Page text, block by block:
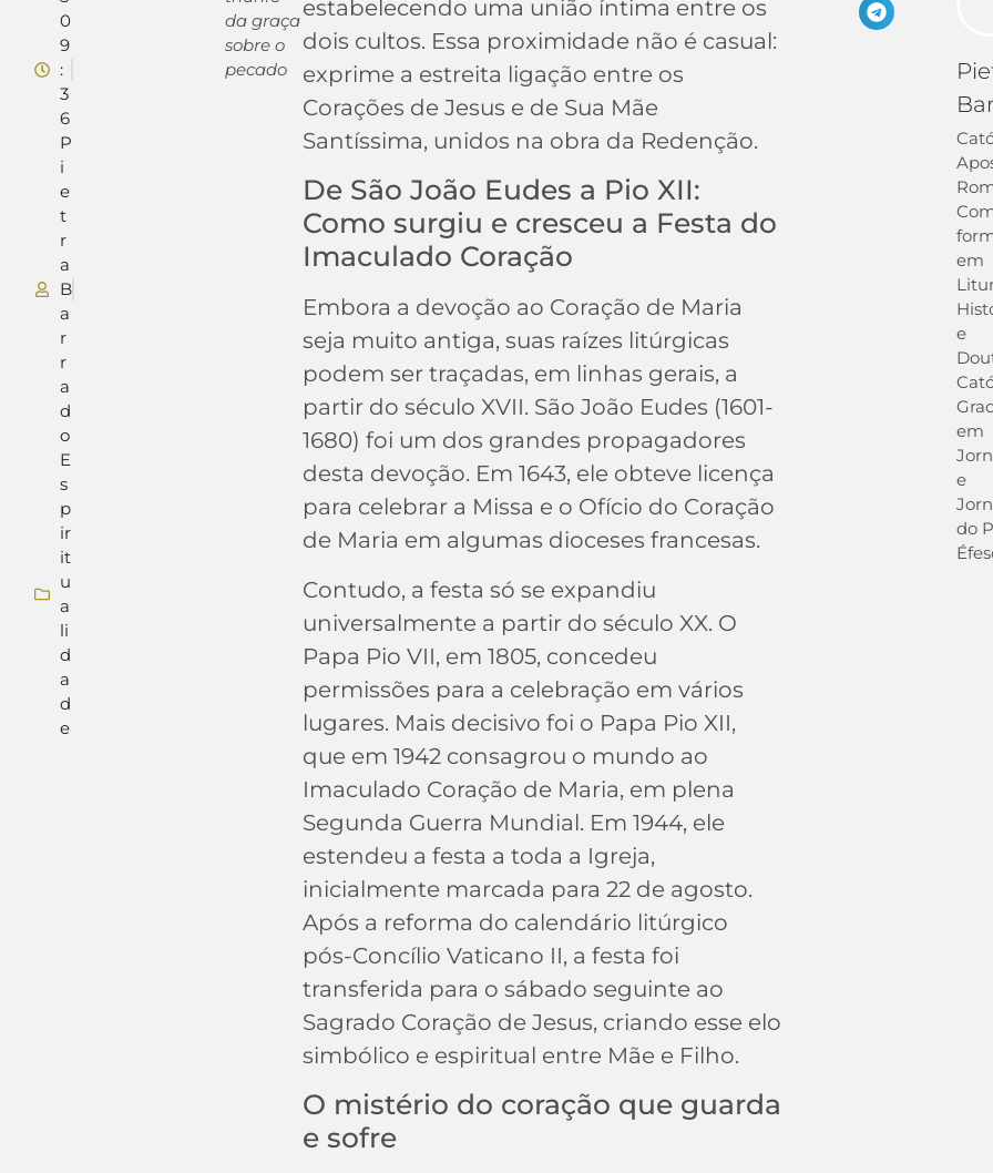
0
9
:
3
6
P
i
e
t
r
a
B
a
r
r
a
d
o
E
s
p
ir
it
u
a
li
d
a
d
e
da graça
sobre o
pecado
estabelecendo uma união íntima entre os
dois cultos. Essa proximidade não é casual:
exprime a estreita ligação entre os
Corações de Jesus e de Sua Mãe
Santíssima, unidos na obra da Redenção.
De São João Eudes a Pio XII:
Como surgiu e cresceu a Festa do
Imaculado Coração
Embora a devoção ao Coração de Maria
seja muito antiga, suas raízes litúrgicas
podem ser traçadas, em linhas gerais, a
partir do século XVII. São João Eudes (1601-
1680) foi um dos grandes propagadores
desta devoção. Em 1643, ele obteve licença
para celebrar a Missa e o Ofício do Coração
de Maria em algumas dioceses francesas.
Contudo, a festa só se expandiu
universalmente a partir do século XX. O
Papa Pio VII, em 1805, concedeu
permissões para a celebração em vários
lugares. Mais decisivo foi o Papa Pio XII,
que em 1942 consagrou o mundo ao
Imaculado Coração de Maria, em plena
Segunda Guerra Mundial. Em 1944, ele
estendeu a festa a toda a Igreja,
inicialmente marcada para 22 de agosto.
Após a reforma do calendário litúrgico
pós-Concílio Vaticano II, a festa foi
transferida para o sábado seguinte ao
Sagrado Coração de Jesus, criando esse elo
simbólico e espiritual entre Mãe e Filho.
O mistério do coração que guarda
e sofre
em
e
em
e
do